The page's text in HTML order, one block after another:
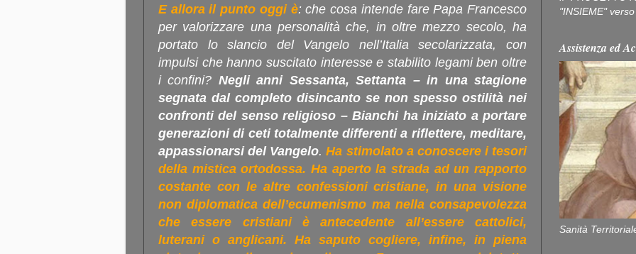
E allora il punto oggi è:che cosa intende fare Papa Francesco
per valorizzare una personalità che, in oltre mezzo secolo, ha
portato lo slancio del Vangelo nell’Italia secolarizzata, con
impulsi che hanno suscitato interesse e stabilito legami ben oltre
i confini? Negli anni Sessanta, Settanta – in una stagione
segnata dal completo disincanto se non spesso ostilità nei
confronti del senso religioso – Bianchi ha iniziato a portare
generazioni di ceti totalmente differenti a riflettere, meditare,
appassionarsi del Vangelo.Ha stimolato a conoscere i tesori
della mistica ortodossa. Ha aperto la strada ad un rapporto
costante con le altre confessioni cristiane, in una visione
non diplomatica dell’ecumenismo ma nella consapevolezza
che essere cristiani è antecedente all’essere cattolici,
luterani o anglicani. Ha saputo cogliere, infine, in piena
"INSIEME"
Assistenza ed
Sanità